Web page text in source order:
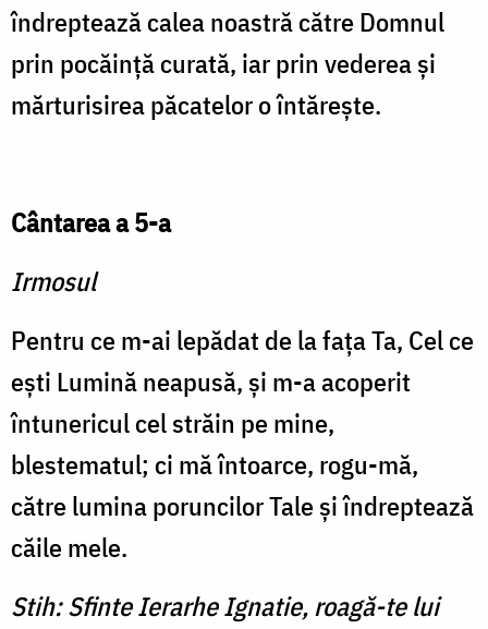
îndreptează calea noastră către Domnul
prin pocăință curată, iar prin vederea și
mărturisirea păcatelor o întărește.
Cântarea a 5-a
Irmosul
Pentru ce m-ai lepădat de la fața Ta, Cel ce
ești Lumină neapusă, și m-a acoperit
întunericul cel străin pe mine,
blestematul; ci mă întoarce, rogu-mă,
către lumina poruncilor Tale și îndreptează
căile mele.
Stih: Sfinte Ierarhe Ignatie, roagă-te lui